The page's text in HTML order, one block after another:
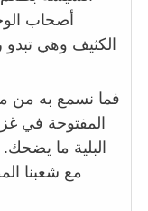
أصحاب
الكثيف وهي
فما نسمع به من
المفتوحة في
البلية ما يضحك.
مع شعبنا